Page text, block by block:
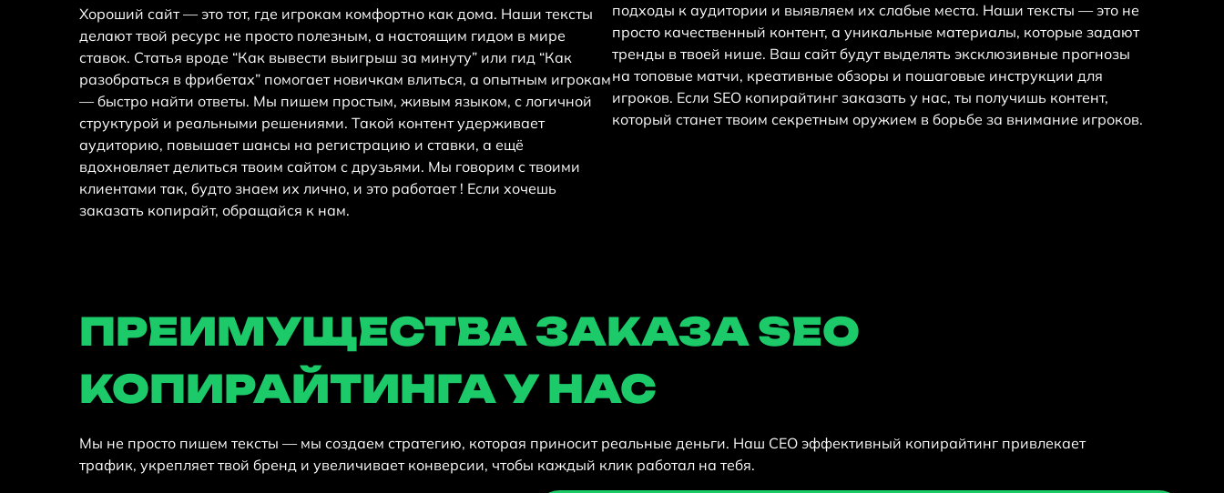
Хороший сайт — это тот, где игрокам комфортно как дома. Наши тексты
делают твой ресурс не просто полезным, а настоящим гидом в мире
ставок. Статья вроде “Как вывести выигрыш за минуту” или гид “Как
разобраться в фрибетах” помогает новичкам влиться, а опытным игрокам
— быстро найти ответы. Мы пишем простым, живым языком, с логичной
структурой и реальными решениями. Такой контент удерживает
аудиторию, повышает шансы на регистрацию и ставки, а ещё
вдохновляет делиться твоим сайтом с друзьями. Мы говорим с твоими
клиентами так, будто знаем их лично, и это работает ! Если хочешь
заказать копирайт, обращайся к нам.
подходы к аудитории и выявляем их слабые места. Наши тексты — это не
просто качественный контент, а уникальные материалы, которые задают
тренды в твоей нише. Ваш сайт будут выделять эксклюзивные прогнозы
на топовые матчи, креативные обзоры и пошаговые инструкции для
игроков. Если SEO копирайтинг заказать у нас, ты получишь контент,
который станет твоим секретным оружием в борьбе за внимание игроков.
ПРЕИМУЩЕСТВА ЗАКАЗА SEO
КОПИРАЙТИНГА У НАС
Мы не просто пишем тексты — мы создаем стратегию, которая приносит реальные деньги. Наш СЕО эффективный копирайтинг привлекает
трафик, укрепляет твой бренд и увеличивает конверсии, чтобы каждый клик работал на тебя.